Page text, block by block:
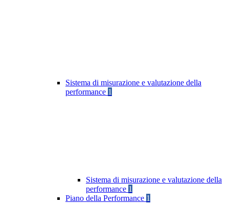
Sistema di misurazione e valutazione della
performance 1
Sistema di misurazione e valutazione della
performance 1
Piano della Performance 1